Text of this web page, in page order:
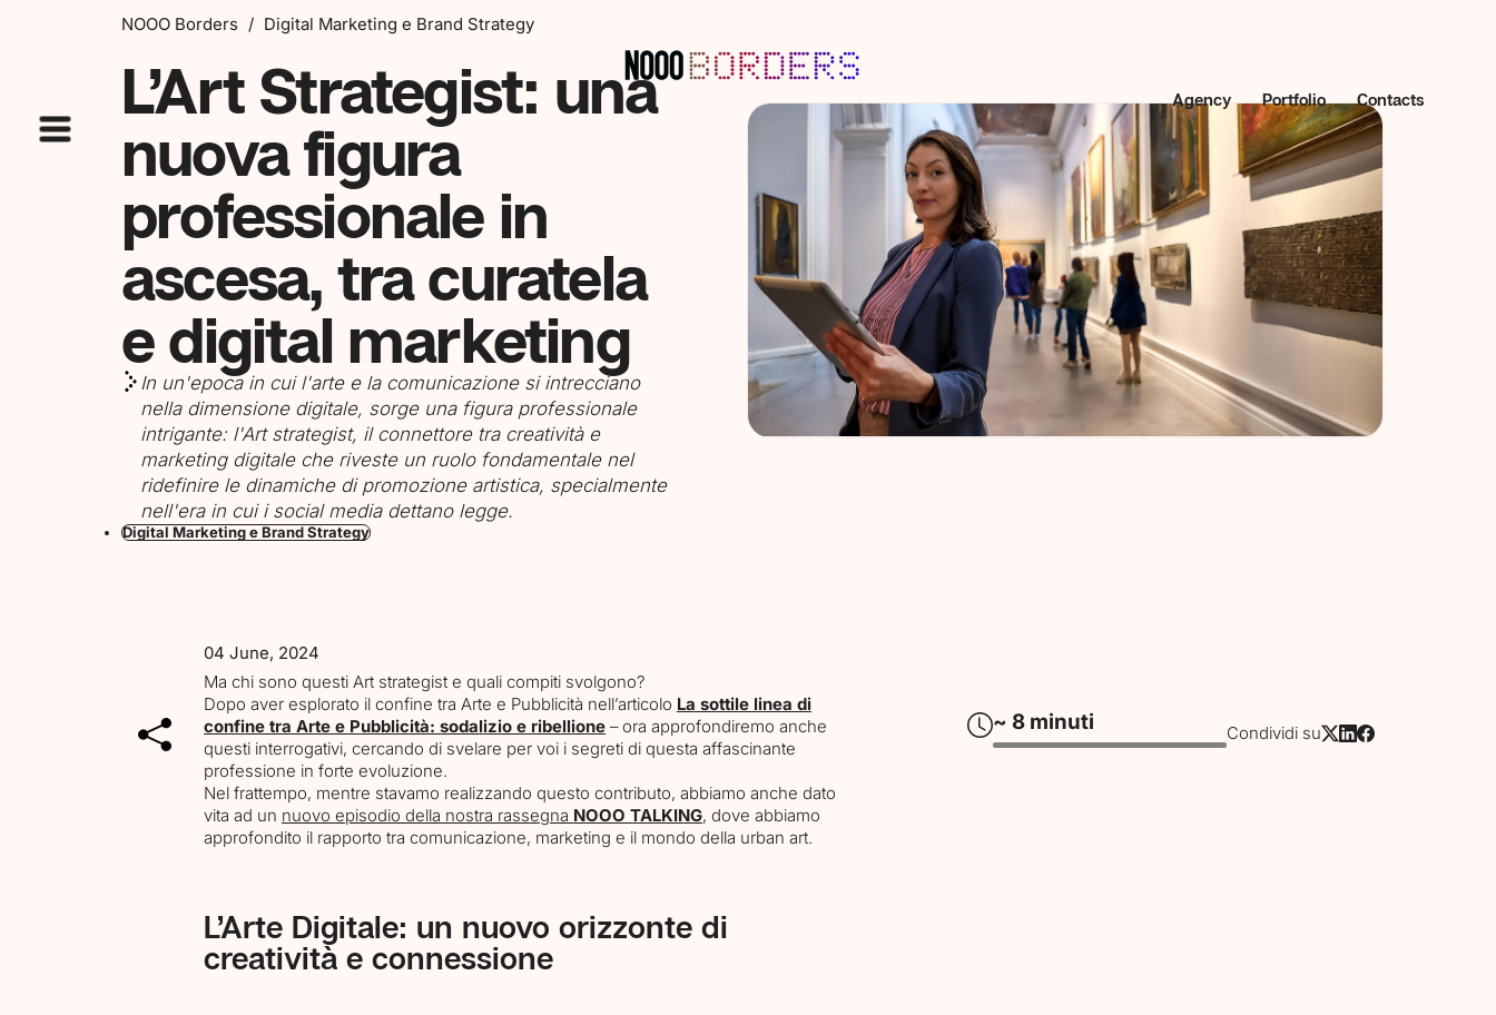
Agency Portfolio Contacts
NOOO Borders / Digital Marketing e Brand Strategy
L’Art Strategist: una
nuova figura
professionale in
ascesa, tra curatela
e digital marketing
In un'epoca in cui l'arte e la comunicazione si intrecciano
nella dimensione digitale, sorge una figura professionale
intrigante: l'Art strategist, il connettore tra creatività e
marketing digitale che riveste un ruolo fondamentale nel
ridefinire le dinamiche di promozione artistica, specialmente
nell'era in cui i social media dettano legge.
Digital Marketing e Brand Strategy
04 June, 2024
Ma chi sono questi Art strategist e quali compiti svolgono?
Dopo aver esplorato il confine tra Arte e Pubblicità nell’articolo La sottile linea di
confine tra Arte e Pubblicità: sodalizio e ribellione – ora approfondiremo anche
questi interrogativi, cercando di svelare per voi i segreti di questa affascinante
professione in forte evoluzione.
Nel frattempo, mentre stavamo realizzando questo contributo, abbiamo anche dato
vita ad un nuovo episodio della nostra rassegna NOOO TALKING, dove abbiamo
approfondito il rapporto tra comunicazione, marketing e il mondo della urban art.
L’Arte Digitale: un nuovo orizzonte di
creatività e connessione
~ 8 minuti Condividi su